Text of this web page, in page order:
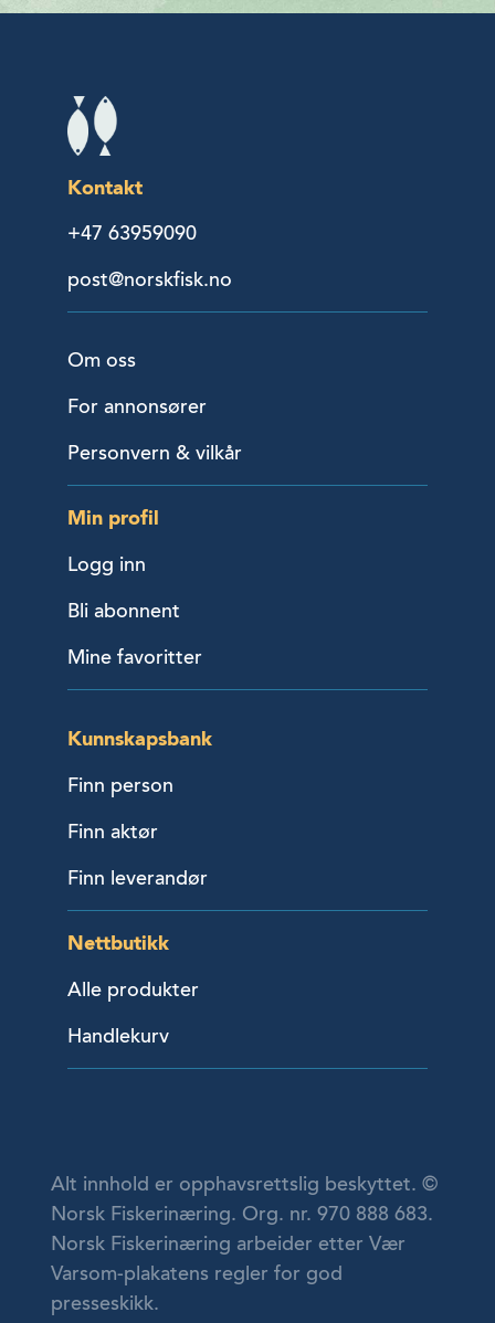
Kontakt
+47 63959090
post@norskfisk.no
Om oss
For annonsører
Personvern & vilkår
Min profil
Logg inn
Bli abonnent
Mine favoritter
Kunnskapsbank
Finn person
Finn aktør
Finn leverandør
Nettbutikk
Alle produkter
Handlekurv
Alt innhold er opphavsrettslig beskyttet. ©
Norsk Fiskerinæring. Org. nr. 970 888 683.
Norsk Fiskerinæring arbeider etter Vær
Varsom-plakatens regler for god
presseskikk.